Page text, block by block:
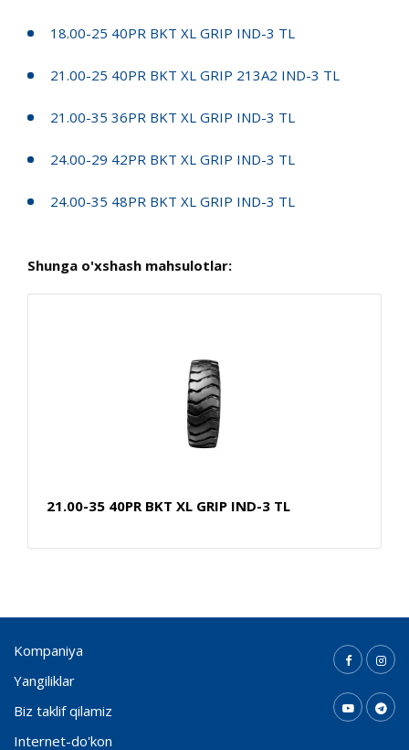
18.00-25 40PR BKT XL GRIP IND-3 TL
21.00-25 40PR BKT XL GRIP 213A2 IND-3 TL
21.00-35 36PR BKT XL GRIP IND-3 TL
24.00-29 42PR BKT XL GRIP IND-3 TL
24.00-35 48PR BKT XL GRIP IND-3 TL
Shunga o'xshash mahsulotlar:
21.00-35 40PR BKT XL GRIP IND-3 TL
Kompaniya
Yangiliklar
Biz taklif qilamiz
Internet-do'kon